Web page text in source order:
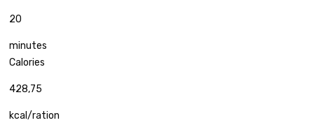
20
minutes
Calories
428,75
kcal/ration